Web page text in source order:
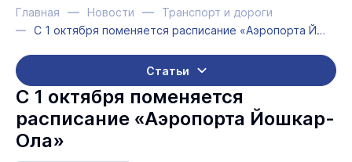
Главная Новости
Транспорт и дороги
С 1 октября поменяется расписание «Аэропорта Йошкар-Ола»
Статьи
С 1 октября поменяется
расписание «Аэропорта Йошкар-
Ола»